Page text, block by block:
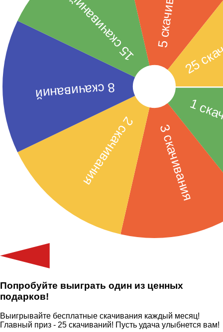
Попробуйте выиграть один из ценных
подарков!
Выигрывайте бесплатные скачивания каждый месяц!
Главный приз - 25 скачиваний! Пусть удача улыбнется вам!